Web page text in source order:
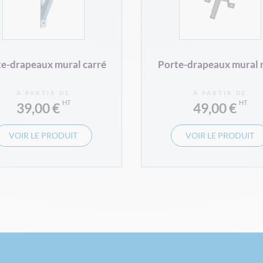
drapeaux mural carré
À PARTIR DE
39,00 €
VOIR LE PRODUIT
Porte-drapeaux mural
À PARTIR DE
49,00 €
VOIR LE PRODUIT